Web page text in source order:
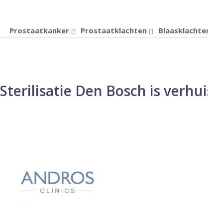
Prostaatkanker Prostaatklachten
Sterilisatie Den Bosch is